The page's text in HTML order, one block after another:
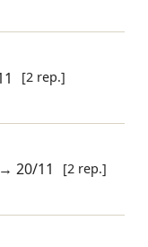
[2 rep.]
→20/11 [2 rep.]